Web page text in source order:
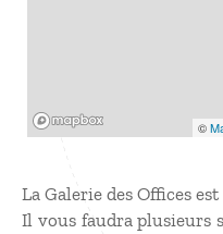
©
La Galerie des Offices
Il vous faudra plusieurs